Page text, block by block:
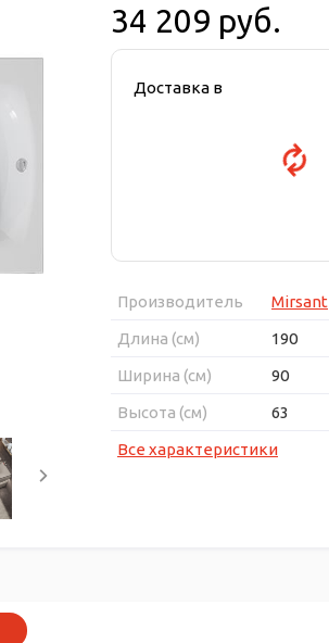
34 209 руб.
Доставка в
Производитель
Mirsant
Длина (см)
190
Ширина (см)
90
Высота (см)
63
Все характеристики